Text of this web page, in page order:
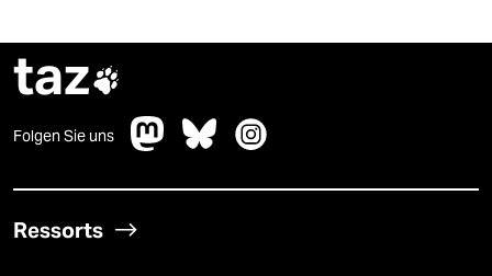
taz
Folgen Sie uns
Ressorts